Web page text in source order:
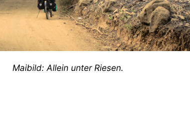
Maibild: Allein unter Riesen.